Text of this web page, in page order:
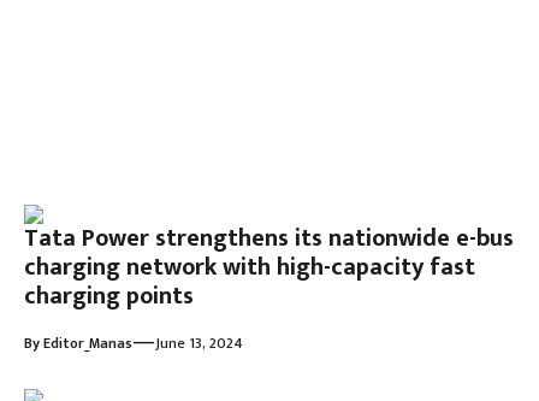
Tata Power strengthens its nationwide e-bus
charging network with high-capacity fast
charging points
ByEditor_Manas—June 13, 2024